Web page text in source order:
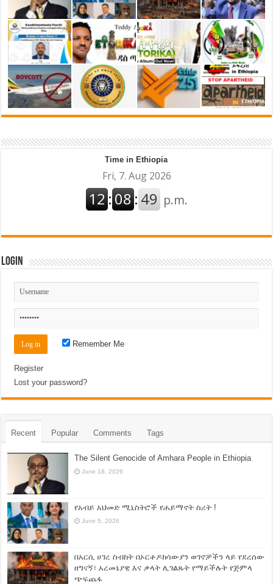
Time in Ethiopia
Login
Remember Me
Register
Lost your password?
Recent Popular Comments Tags
The Silent Genocide of Amhara People in Ethiopia
June 18, 2026
የአብይ አህመድ ሚኒስትሮች የሐይማኖት ስሪት !
June 5, 2026
በአርሲ ሀገረ ስብከት በኦርቶዶክሳውያን ወገኖቻችን ላይ የደረሰው
ዘግናኝ፣ አረመኔያዊ እና ቃላት ሊገልጹት የማይችሉት የጅምላ
ጭፍጨፋ